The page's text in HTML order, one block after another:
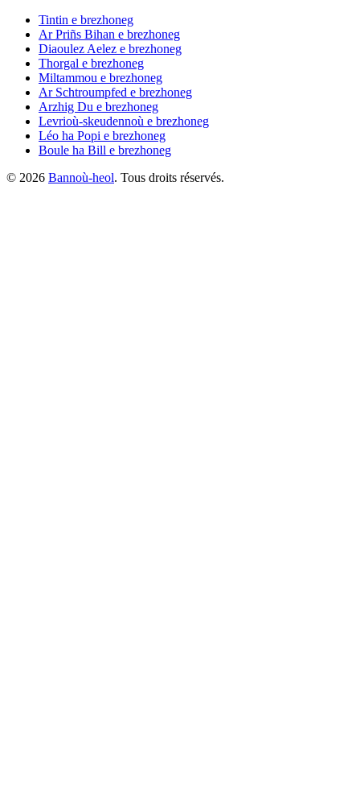
Tintin e brezhoneg
Ar Priñs Bihan e brezhoneg
Diaoulez Aelez e brezhoneg
Thorgal e brezhoneg
Miltammou e brezhoneg
Ar Schtroumpfed e brezhoneg
Arzhig Du e brezhoneg
Levrioù-skeudennoù e brezhoneg
Léo ha Popi e brezhoneg
Boule ha Bill e brezhoneg
© 2026 Bannoù-heol. Tous droits réservés.